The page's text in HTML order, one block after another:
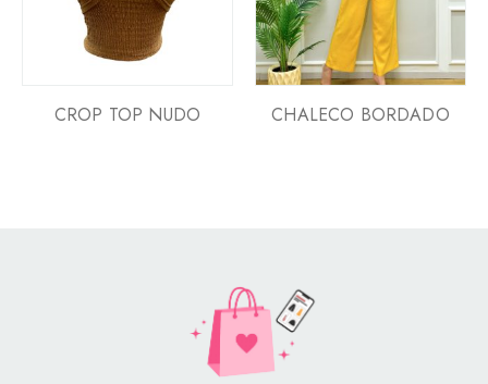
CROP TOP NUDO CHALECO BORDADO